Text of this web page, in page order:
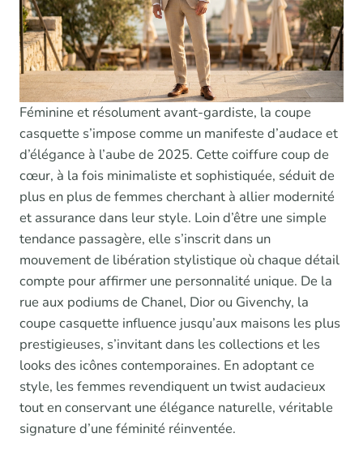
Féminine et résolument avant-gardiste, la coupe
casquette s’impose comme un manifeste d’audace et
d’élégance à l’aube de 2025. Cette coiffure coup de
cœur, à la fois minimaliste et sophistiquée, séduit de
plus en plus de femmes cherchant à allier modernité
et assurance dans leur style. Loin d’être une simple
tendance passagère, elle s’inscrit dans un
mouvement de libération stylistique où chaque détail
compte pour affirmer une personnalité unique. De la
rue aux podiums de Chanel, Dior ou Givenchy, la
coupe casquette influence jusqu’aux maisons les plus
prestigieuses, s’invitant dans les collections et les
looks des icônes contemporaines. En adoptant ce
style, les femmes revendiquent un twist audacieux
tout en conservant une élégance naturelle, véritable
signature d’une féminité réinventée.